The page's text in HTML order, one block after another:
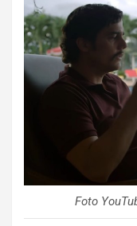
Foto